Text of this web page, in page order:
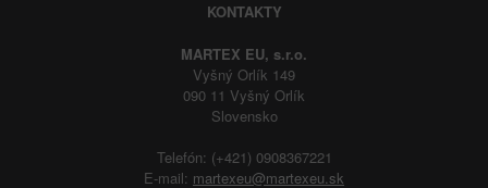
KONTAKTY
MARTEX EU, s.r.o.
Vyšný Orlík 149
090 11 Vyšný Orlík
Slovensko
Telefón: (+421) 0908367221
E-mail: martexeu@martexeu.sk